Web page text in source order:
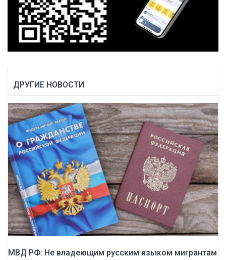
ДРУГИЕ НОВОСТИ
МВД РФ: Не владеющим русским языком мигрантам